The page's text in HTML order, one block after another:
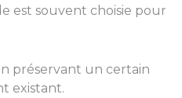
est souvent choisie pour
préservant un certain
existant.